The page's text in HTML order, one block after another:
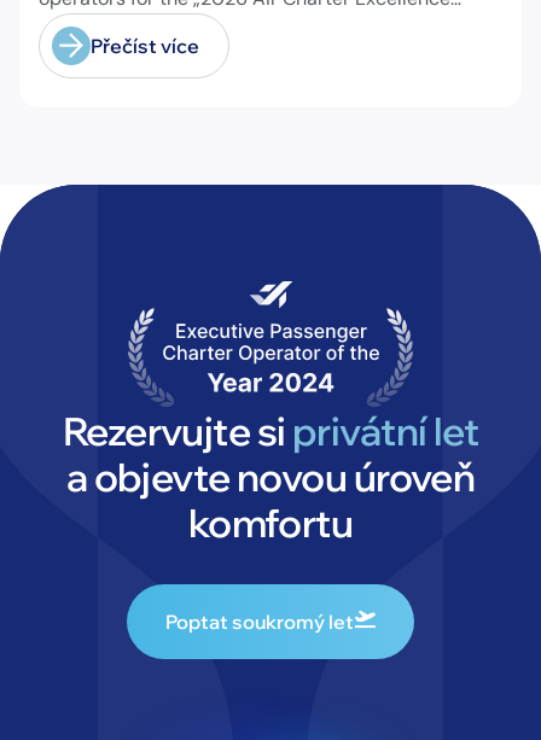
Awards“ in the category „Executive Passenger
Charter Operator of the Year (18 seats or less)“!
@theaircharterassociation
Přečíst více
Rezervujte si privátní let
a objevte novou úroveň
komfortu
Poptat soukromý let